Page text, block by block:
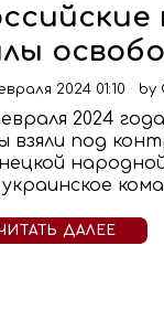
2024 01:10 by
2024
взяли под
украинское
ДАЛЕЕ